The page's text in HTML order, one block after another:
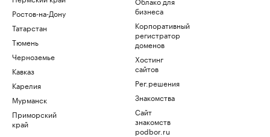
Ростов-на-Дону
Татарстан
Тюмень
Черноземье
Кавказ
Карелия
Мурманск
Приморский
край
бизнеса
Корпоративный
регистратор
доменов
Хостинг
сайтов
Рег.решения
Знакомства
Сайт
знакомств
podbor.ru